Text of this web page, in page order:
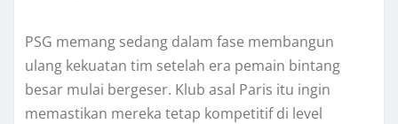
PSG memang sedang dalam fase membangun
ulang kekuatan tim setelah era pemain bintang
besar mulai bergeser. Klub asal Paris itu ingin
memastikan mereka tetap kompetitif di level